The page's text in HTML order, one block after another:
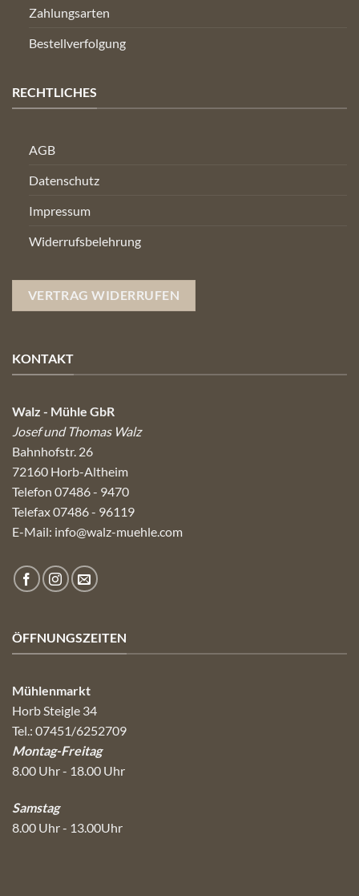
Zahlungsarten
Bestellverfolgung
RECHTLICHES
AGB
Datenschutz
Impressum
Widerrufsbelehrung
VERTRAG WIDERRUFEN
KONTAKT
Walz - Mühle GbR
Josef und Thomas Walz
Bahnhofstr. 26
72160 Horb-Altheim
Telefon 07486 - 9470
Telefax 07486 - 96119
E-Mail: info@walz-muehle.com
ÖFFNUNGSZEITEN
Mühlenmarkt
Horb Steigle 34
Tel.: 07451/6252709
Montag-Freitag
8.00 Uhr - 18.00 Uhr
Samstag
8.00 Uhr - 13.00Uhr